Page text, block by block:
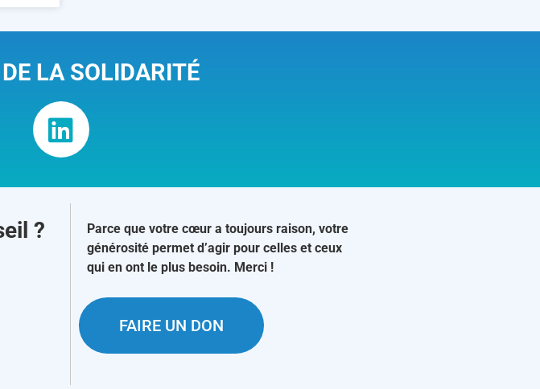
LA SOLIDARITÉ
?
Parce que votre cœur a toujours raison, votre
générosité permet d’agir pour celles et ceux
qui en ont le plus besoin. Merci !
FAIRE UN DON